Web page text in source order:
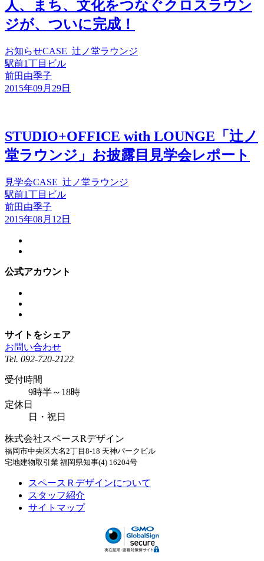
人、まち、文化をつなぐクロスラウン
ジが、ついに完成！
お知らせCASE_辻ノ堂ラウンジ
駅前1丁目ビル
前田由季子
2015年09月29日
STUDIO+OFFICE with LOUNGE「辻ノ
堂ラウンジ」お披露目見学会レポート
見学会CASE_辻ノ堂ラウンジ
駅前1丁目ビル
前田由季子
2015年08月12日
公式アカウント
サイトをシェア
お問い合わせ
Tel. 092-720-2122
受付時間
9時半～18時
定休日
日・祝日
株式会社スペースRデザイン
福岡市中央区大名2丁目8-18 天神パークビル
宅地建物取引業 福岡県知事(4) 16204号
スペースＲデザインについて
スタッフ紹介
サイトマップ